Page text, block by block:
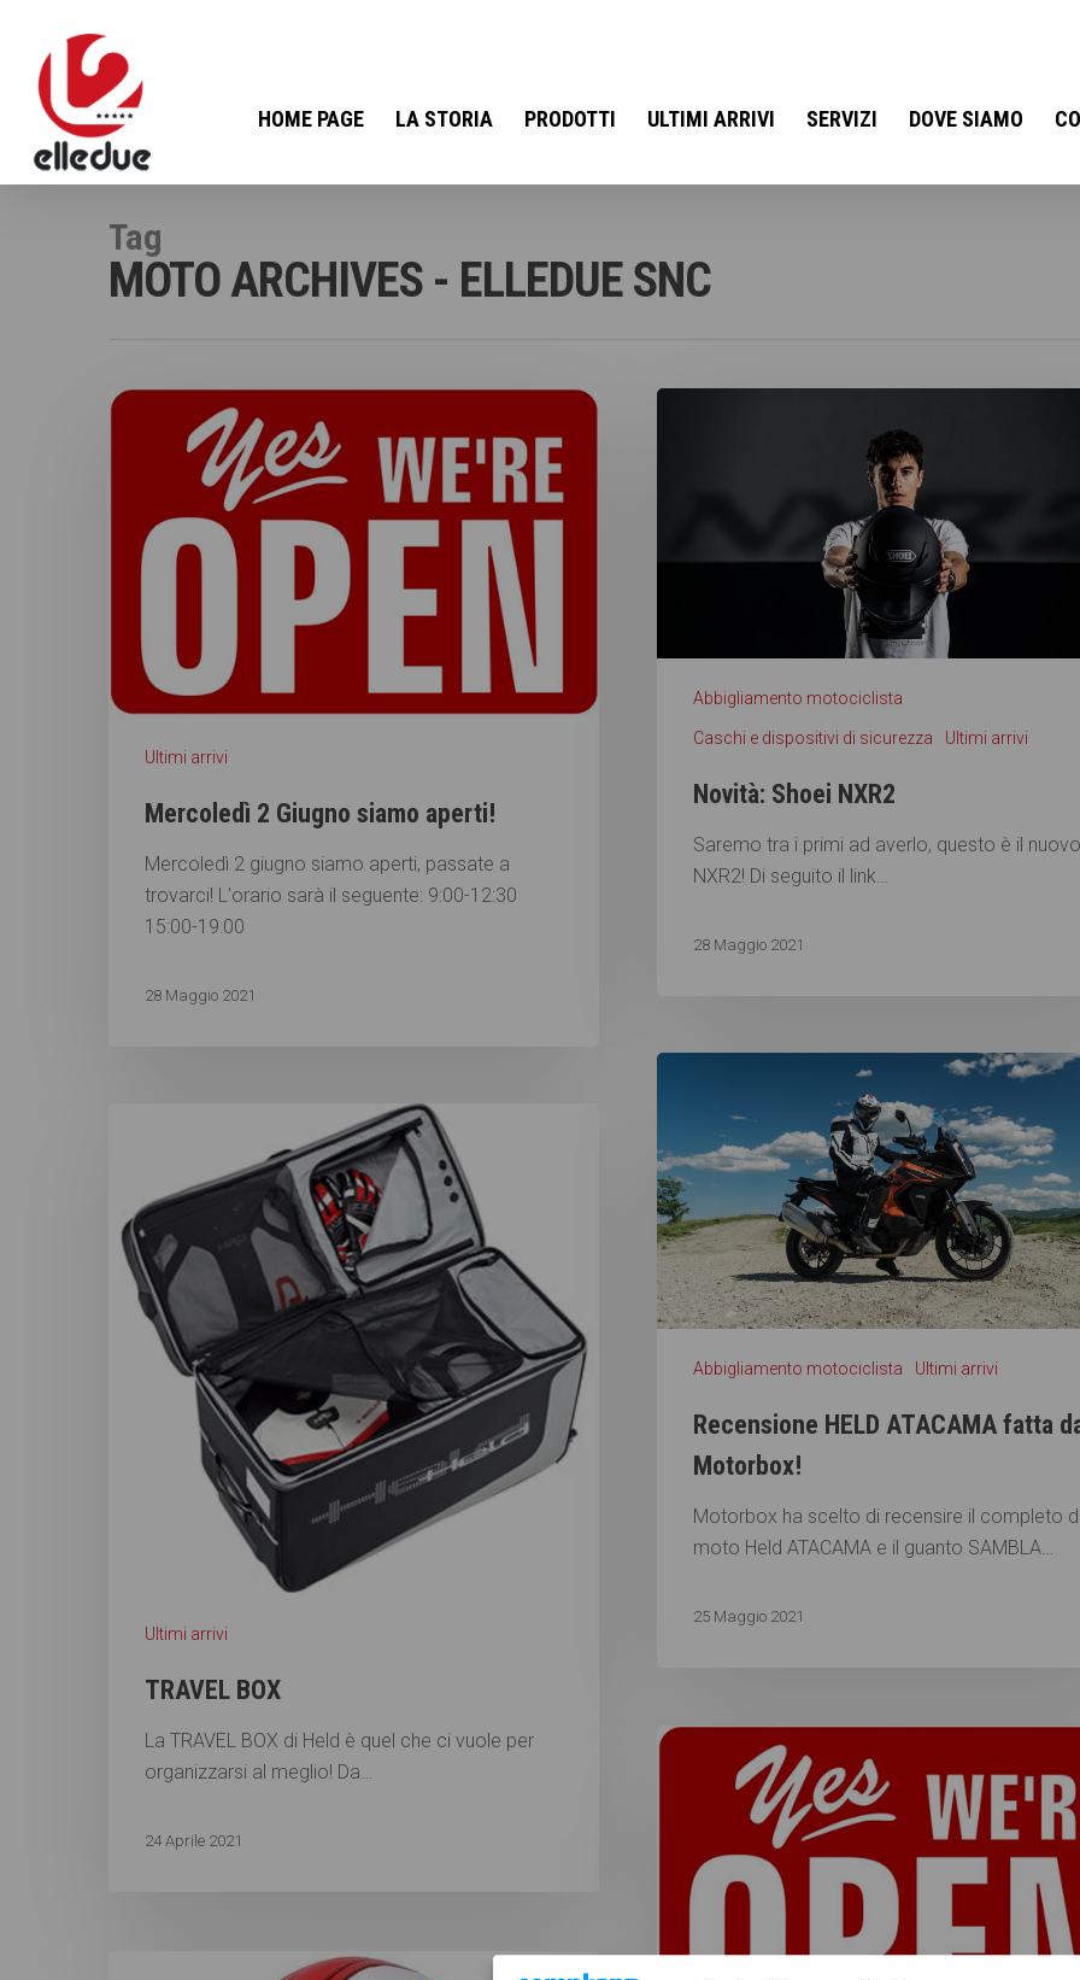
HOME PAGE LA STORIA PRODOTTI ULTIMI ARRIVI SERVIZI DOVE SIAMO
Tag
MOTO ARCHIVES - ELLEDUE SNC
Ultimi arrivi
Mercoledì 2 Giugno siamo aperti!
Mercoledì 2 giugno siamo aperti, passate a
trovarci! L'orario sarà il seguente: 9:00-12:30
15:00-19:00
28 Maggio 2021
Abbigliamento motociclista
Caschi e dispositivi di sicurezza Ultimi arrivi
Novità: Shoei NXR2
Saremo tra i primi ad averlo, questo è il nuovo
NXR2! Di seguito il link…
28 Maggio 2021
Abbigliamento motociclista Ultimi arrivi
Recensione HELD ATACAMA fatta
Motorbox!
Motorbox ha scelto di recensire il completo
moto Held ATACAMA e il guanto SAMBLA…
25 Maggio 2021
Ultimi arrivi
TRAVEL BOX
La TRAVEL BOX di Held è quel che ci vuole per
organizzarsi al meglio! Da…
24 Aprile 2021